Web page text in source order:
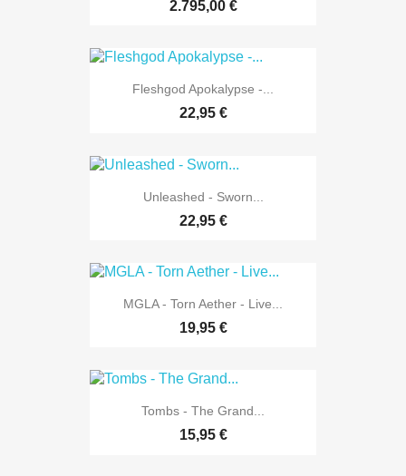
2.795,00 €
Fleshgod Apokalypse -...
22,95 €
Unleashed - Sworn...
22,95 €
MGLA - Torn Aether - Live...
19,95 €
Tombs - The Grand...
15,95 €